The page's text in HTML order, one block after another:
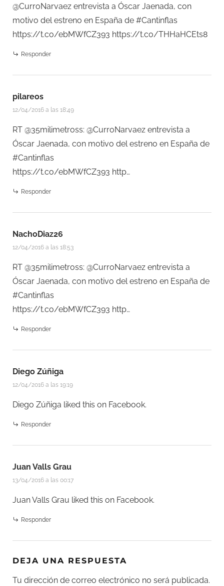
@CurroNarvaez entrevista a Óscar Jaenada, con
motivo del estreno en España de #Cantinflas
https://t.co/ebMWfCZ393 https://t.co/THHaHCEts8
Responder
pilareos
12/04/2016 a las 18:49
RT @35milimetross: @CurroNarvaez entrevista a
Óscar Jaenada, con motivo del estreno en España de
#Cantinflas
https://t.co/ebMWfCZ393 http…
Responder
NachoDiaz26
12/04/2016 a las 18:53
RT @35milimetross: @CurroNarvaez entrevista a
Óscar Jaenada, con motivo del estreno en España de
#Cantinflas
https://t.co/ebMWfCZ393 http…
Responder
Diego Zúñiga
12/04/2016 a las 19:19
Diego Zúñiga liked this on Facebook.
Responder
Juan Valls Grau
13/04/2016 a las 00:17
Juan Valls Grau liked this on Facebook.
Responder
DEJA UNA RESPUESTA
Tu dirección de correo electrónico no será publicada.